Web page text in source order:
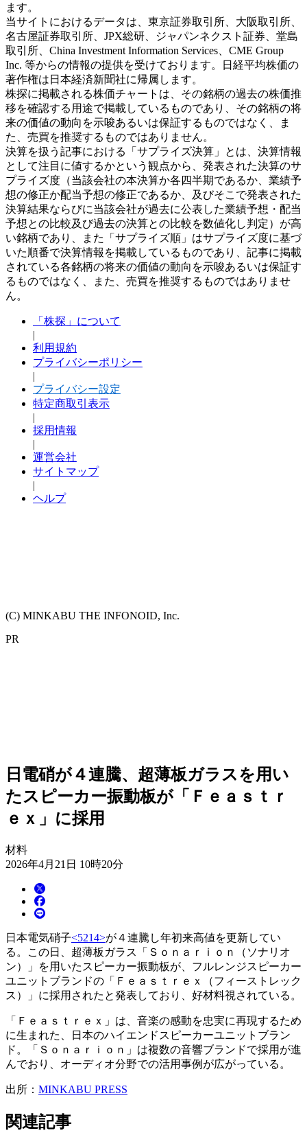
ます。
当サイトにおけるデータは、東京証券取引所、大阪取引所、
名古屋証券取引所、JPX総研、ジャパンネクスト証券、堂島
取引所、China Investment Information Services、CME Group
Inc. 等からの情報の提供を受けております。日経平均株価の
著作権は日本経済新聞社に帰属します。
株探に掲載される株価チャートは、その銘柄の過去の株価推
移を確認する用途で掲載しているものであり、その銘柄の将
来の価値の動向を示唆あるいは保証するものではなく、ま
た、売買を推奨するものではありません。
決算を扱う記事における「サプライズ決算」とは、決算情報
として注目に値するかという観点から、発表された決算のサ
プライズ度（当該会社の本決算か各四半期であるか、業績予
想の修正か配当予想の修正であるか、及びそこで発表された
決算結果ならびに当該会社が過去に公表した業績予想・配当
予想との比較及び過去の決算との比較を数値化し判定）が高
い銘柄であり、また「サプライズ順」はサプライズ度に基づ
いた順番で決算情報を掲載しているものであり、記事に掲載
されている各銘柄の将来の価値の動向を示唆あるいは保証す
るものではなく、また、売買を推奨するものではありませ
ん。
「株探」について
|
利用規約
プライバシーポリシー
|
プライバシー設定
特定商取引表示
|
採用情報
|
運営会社
サイトマップ
|
ヘルプ
(C) MINKABU THE INFONOID, Inc.
PR
日電硝が４連騰、超薄板ガラスを用い
たスピーカー振動板が「Ｆｅａｓｔｒ
ｅｘ」に採用
材料
2026年4月21日 10時20分
日本電気硝子<5214>が４連騰し年初来高値を更新してい
る。この日、超薄板ガラス「Ｓｏｎａｒｉｏｎ（ソナリオ
ン）」を用いたスピーカー振動板が、フルレンジスピーカー
ユニットブランドの「Ｆｅａｓｔｒｅｘ（フィーストレック
ス）」に採用されたと発表しており、好材料視されている。
「Ｆｅａｓｔｒｅｘ」は、音楽の感動を忠実に再現するため
に生まれた、日本のハイエンドスピーカーユニットブラン
ド。「Ｓｏｎａｒｉｏｎ」は複数の音響ブランドで採用が進
んでおり、オーディオ分野での活用事例が広がっている。
出所： MINKABU PRESS
関連記事